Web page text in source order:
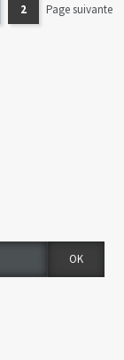
2 Page suivante